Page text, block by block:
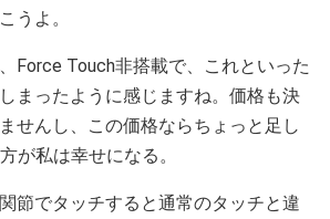
うよ。
Force Touch非搭載で、これといった
まったように感じますね。価格も決
せんし、この価格ならちょっと足し
が私は幸せになる。
節でタッチすると通常のタッチと違